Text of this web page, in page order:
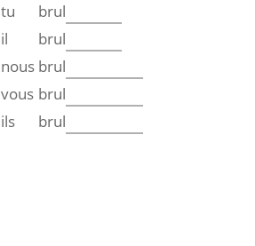
tu
brul
il
brul
nous brul
vous brul
ils brul